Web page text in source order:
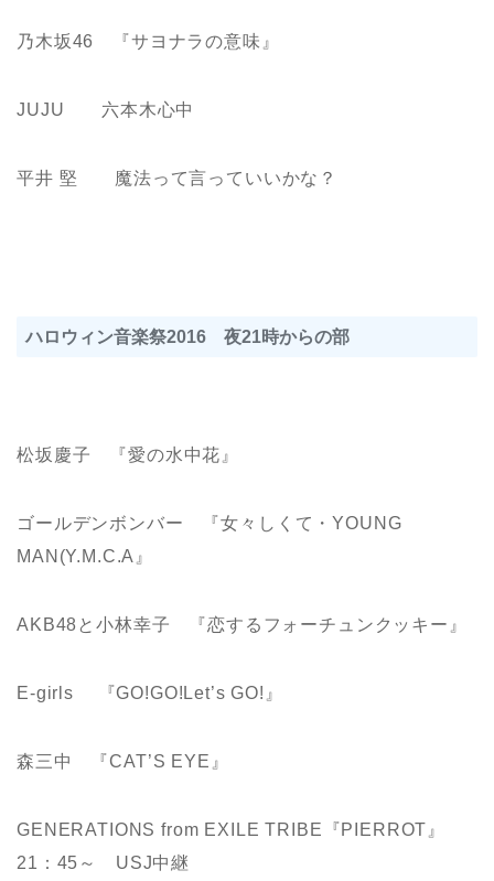
乃木坂46 『サヨナラの意味』
JUJU 六本木心中
平井 堅 魔法って言っていいかな？
ハロウィン音楽祭2016 夜21時からの部
松坂慶子 『愛の水中花』
ゴールデンボンバー 『女々しくて・YOUNG
MAN(Y.M.C.A』
AKB48と小林幸子 『恋するフォーチュンクッキー』
E-girls 『GO!GO!Let’s GO!』
森三中 『CAT’S EYE』
GENERATIONS from EXILE TRIBE『PIERROT』
21：45～ USJ中継